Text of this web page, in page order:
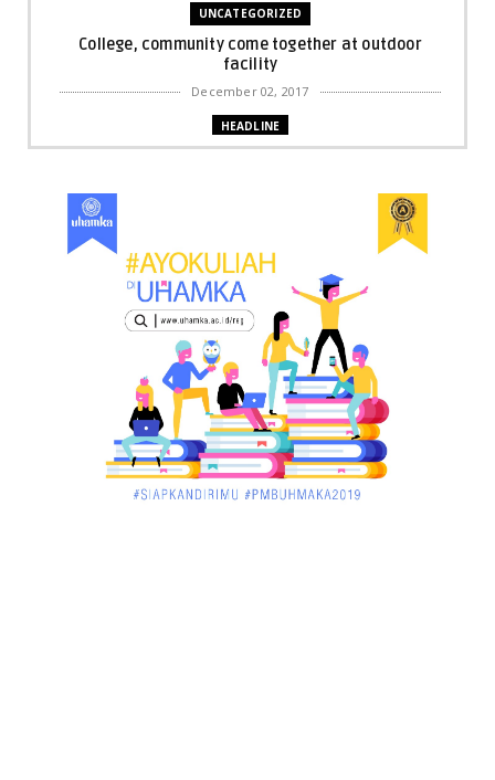
UNCATEGORIZED
College, community come together at outdoor
facility
December 02, 2017
HEADLINE
Dua Pria di Kandis Dibekuk Sat Narkoba Polres
Siak
December 02, 2017
UNCATEGORIZED
Miris, Bocah 5 Tahun Tenggelam di Hadapan
Ibunya
December 02, 2017
UNCATEGORIZED
Pekan Ini, Dua Emiten Catatkan Obligasi Rp1, 45
Triliun